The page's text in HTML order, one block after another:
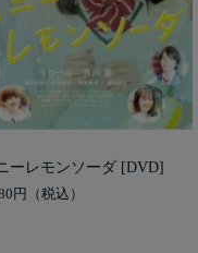
ーレモンソーダ [DVD]
円